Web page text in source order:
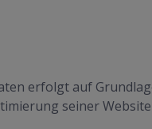
erfolgt auf
seiner